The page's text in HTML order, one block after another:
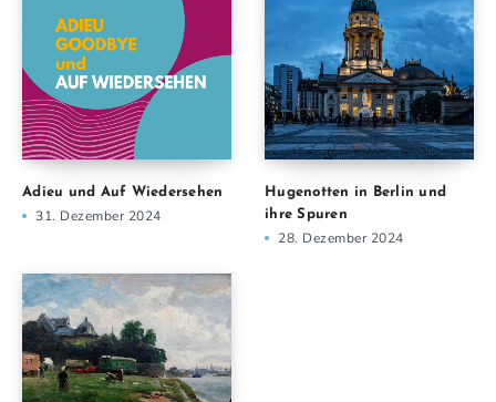
Adieu und Auf Wiedersehen
31. Dezember 2024
Hugenotten in Berlin und
ihre Spuren
28. Dezember 2024